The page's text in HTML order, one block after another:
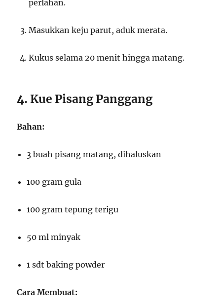
perlahan.
Masukkan keju parut, aduk merata.
Kukus selama 20 menit hingga matang.
4. Kue Pisang Panggang
Bahan:
3 buah pisang matang, dihaluskan
100 gram gula
100 gram tepung terigu
50 ml minyak
1 sdt baking powder
Cara Membuat: